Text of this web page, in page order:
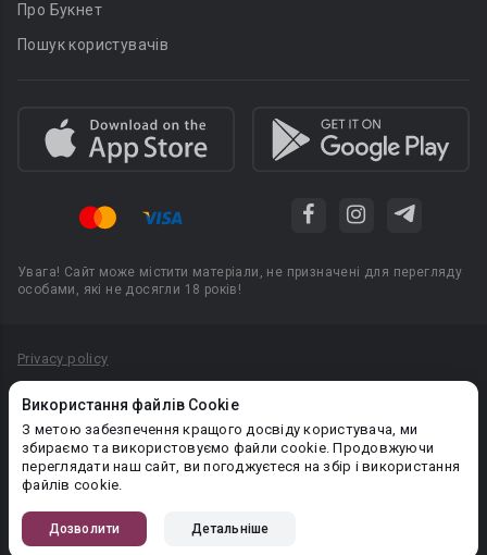
Використання файлів Cookie
З метою забезпечення кращого досвіду користувача, ми
збираємо та використовуємо файли cookie. Продовжуючи
переглядати наш сайт, ви погоджуєтеся на збір і використання
файлів cookie.
Дозволити Детальніше
Про Букнет
Пошук користувачів
Увага! Сайт може містити матеріали, не призначені для перегляду
особами, які не досягли 18 років!
Privacy policy
Політика конфіденційності
Правила публікації авторського контенту
PR-вiддiл: pr@booknet.com
© 2026 Booknet. Всі права захищено.